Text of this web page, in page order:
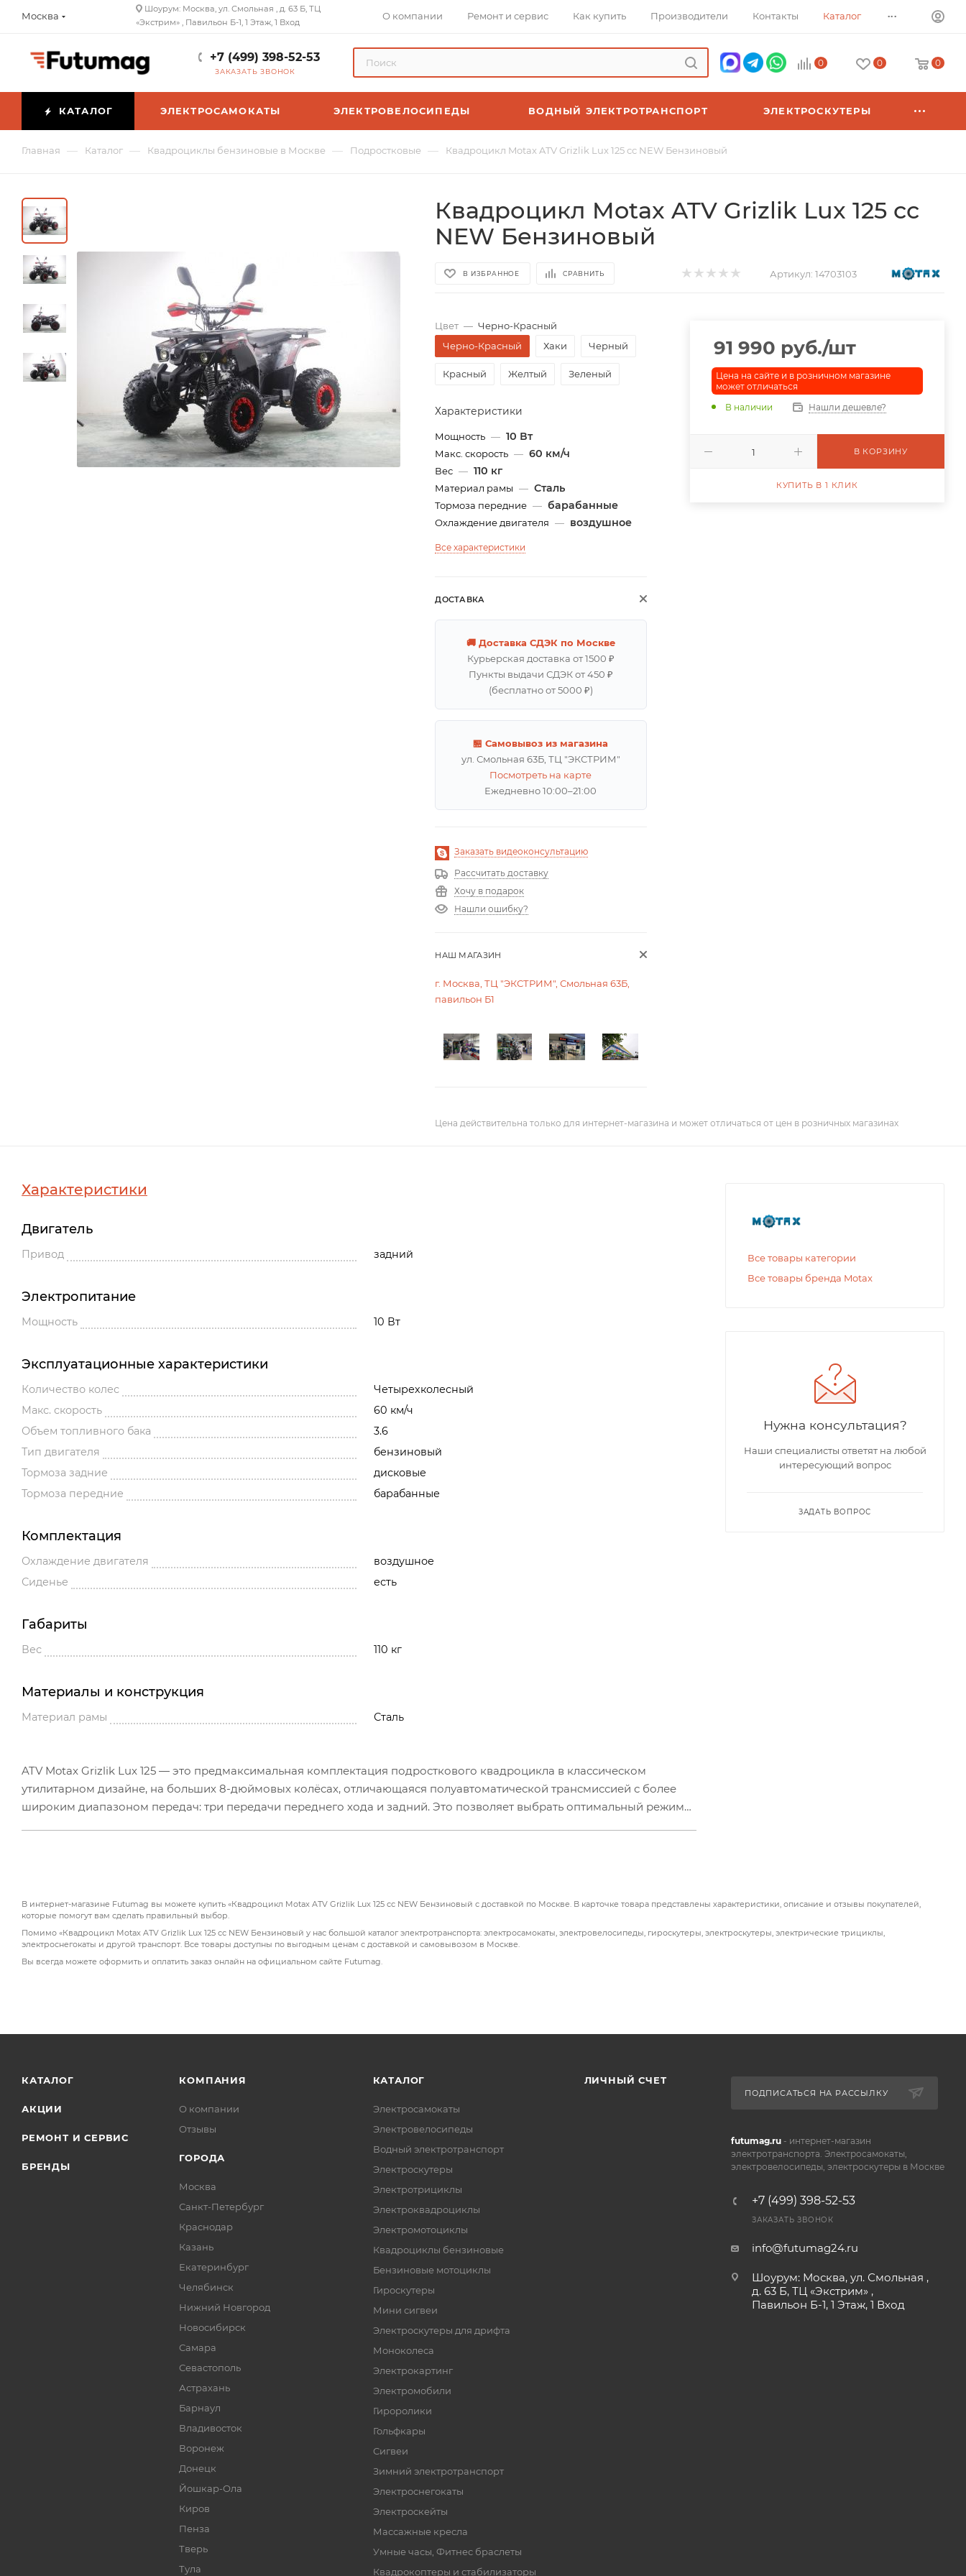
Москва
Шоурум: Москва, ул. Смольная , д. 63 Б, ТЦ
«Экстрим» , Павильон Б-1, 1 Этаж, 1 Вход
О компании Ремонт и сервис Как купить Производители Контакты Каталог ...
+7 (499) 398-52-53
ЗАКАЗАТЬ ЗВОНОК
0 0 0
КАТАЛОГ ЭЛЕКТРОСАМОКАТЫ ЭЛЕКТРОВЕЛОСИПЕДЫ ВОДНЫЙ ЭЛЕКТРОТРАНСПОРТ ЭЛЕКТРОСКУТЕРЫ
Главная — Каталог — Квадроциклы бензиновые в Москве — Подростковые — Квадроцикл Motax ATV Grizlik Lux 125 сс NEW Бензиновый
Квадроцикл Motax ATV Grizlik Lux 125 сс
NEW Бензиновый
В ИЗБРАННОЕ СРАВНИТЬ Артикул: 14703103
Цвет — Черно-Красный
Черно-Красный
Хаки Черный
Красный Желтый Зеленый
Характеристики
Мощность — 10 Вт
Макс. скорость — 60 км/ч
Вес — 110 кг
Материал рамы — Сталь
Тормоза передние — барабанные
Охлаждение двигателя — воздушное
Все характеристики
ДОСТАВКА
🚚 Доставка СДЭК по Москве
Курьерская доставка от 1500 ₽
Пункты выдачи СДЭК от 450 ₽
(бесплатно от 5000 ₽)
🏪 Самовывоз из магазина
ул. Смольная 63Б, ТЦ "ЭКСТРИМ"
Посмотреть на карте
Ежедневно 10:00–21:00
Заказать видеоконсультацию
Рассчитать доставку
Хочу в подарок
Нашли ошибку?
НАШ МАГАЗИН
г. Москва, ТЦ "ЭКСТРИМ", Смольная 63Б,
павильон Б1
91 990 руб./шт
Цена на сайте и в розничном магазине
может отличаться
В наличии
Нашли дешевле?
В КОРЗИНУ
КУПИТЬ В 1 КЛИК
Цена действительна только для интернет-магазина и может отличаться от цен в розничных магазинах
Характеристики
Двигатель
Привод задний
Электропитание
Мощность 10 Вт
Эксплуатационные характеристики
Количество колес
Четырехколесный
Макс. скорость
60 км/ч
Объем топливного бака
3.6
Тип двигателя
бензиновый
Тормоза задние
дисковые
Тормоза передние
барабанные
Комплектация
Охлаждение двигателя
воздушное
Сиденье
есть
Габариты
Вес 110 кг
Материалы и конструкция
Материал рамы Сталь
ATV Motax Grizlik Lux 125 — это предмаксимальная комплектация подросткового квадроцикла в классическом
утилитарном дизайне, на больших 8-дюймовых колёсах, отличающаяся полуавтоматической трансмиссией с более
широким диапазоном передач: три передачи переднего хода и задний. Это позволяет выбрать оптимальный режим
Все товары категории
Все товары бренда Motax
Нужна консультация?
Наши специалисты ответят на любой
интересующий вопрос
ЗАДАТЬ ВОПРОС
В интернет-магазине Futumag вы можете купить «Квадроцикл Motax ATV Grizlik Lux 125 сс NEW Бензиновый с доставкой по Москве. В карточке товара представлены характеристики, описание и отзывы покупателей,
которые помогут вам сделать правильный выбор.
Помимо «Квадроцикл Motax ATV Grizlik Lux 125 сс NEW Бензиновый у нас большой каталог электротранспорта: электросамокаты, электровелосипеды, гироскутеры, электроскутеры, электрические трициклы,
электроснегокаты и другой транспорт. Все товары доступны по выгодным ценам с доставкой и самовывозом в Москве.
Вы всегда можете оформить и оплатить заказ онлайн на официальном сайте Futumag.
КАТАЛОГ
АКЦИИ
РЕМОНТ И СЕРВИС
БРЕНДЫ
КОМПАНИЯ
О компании
Отзывы
ГОРОДА
Москва
Санкт-Петербург
Краснодар
Казань
Екатеринбург
Челябинск
Нижний Новгород
Новосибирск
Самара
Севастополь
Астрахань
Барнаул
Владивосток
Воронеж
Донецк
Йошкар-Ола
Киров
Пенза
Тверь
Тула
КАТАЛОГ
Электросамокаты
Электровелосипеды
Водный электротранспорт
Электроскутеры
Электротрициклы
Электроквадроциклы
Электромотоциклы
Квадроциклы бензиновые
Бензиновые мотоциклы
Гироскутеры
Мини сигвеи
Электроскутеры для дрифта
Моноколеса
Электрокартинг
Электромобили
Гироролики
Гольфкары
Сигвеи
Зимний электротранспорт
Электроснегокаты
Электроскейты
Массажные кресла
Умные часы, Фитнес браслеты
Квадрокоптеры и стабилизаторы
ЛИЧНЫЙ СЧЕТ
ПОДПИСАТЬСЯ НА РАССЫЛКУ
futumag.ru- интернет-магазин
электротранспорта. Электросамокаты,
электровелосипеды, электроскутеры в Москве
+7 (499) 398-52-53
ЗАКАЗАТЬ ЗВОНОК
info@futumag24.ru
Шоурум: Москва, ул. Смольная ,
д. 63 Б, ТЦ «Экстрим» ,
Павильон Б-1, 1 Этаж, 1 Вход